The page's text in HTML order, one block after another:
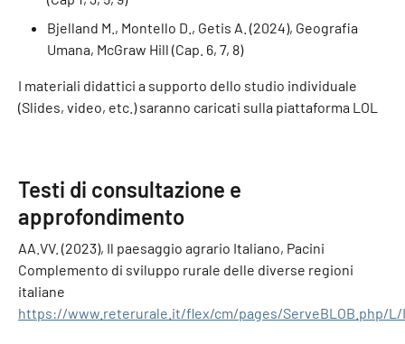
Bjelland M., Montello D., Getis A. (2024), Geografia
Umana, McGraw Hill (Cap. 6, 7, 8)
I materiali didattici a supporto dello studio individuale
(Slides, video, etc.) saranno caricati sulla piattaforma LOL
Testi di consultazione e
approfondimento
AA.VV. (2023), Il paesaggio agrario Italiano, Pacini
Complemento di sviluppo rurale delle diverse regioni
italiane
https://www.reterurale.it/flex/cm/pages/ServeBLOB.php/L/